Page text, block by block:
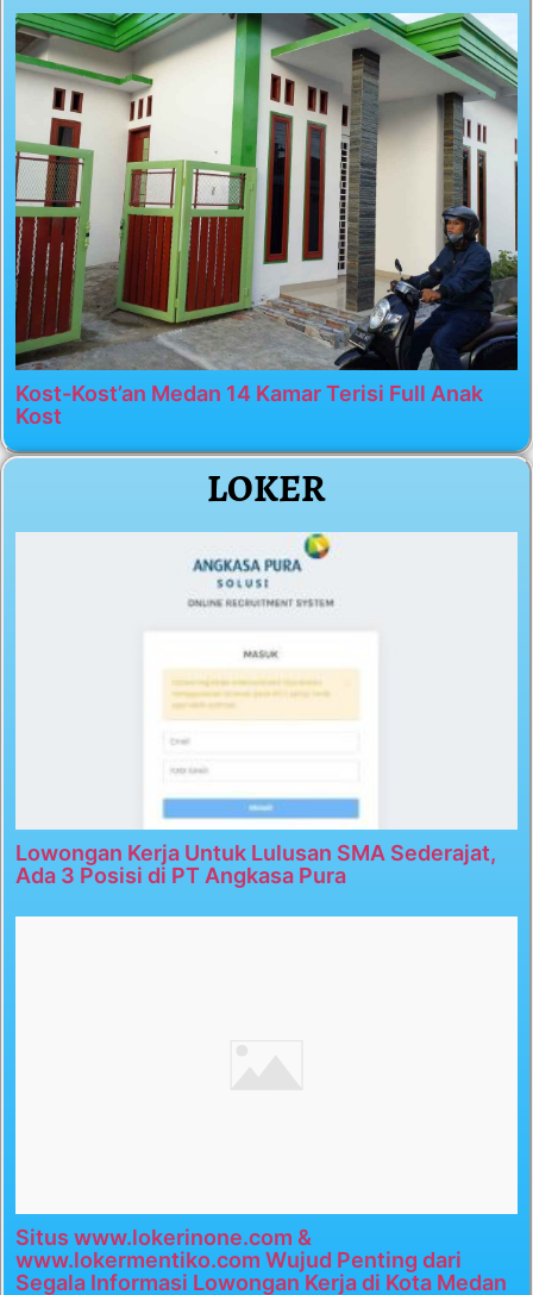
Kost-Kost’an Medan 14 Kamar Terisi Full Anak
Kost
LOKER
Lowongan Kerja Untuk Lulusan SMA Sederajat,
Ada 3 Posisi di PT Angkasa Pura
Situs www.lokerinone.com &
www.lokermentiko.com Wujud Penting dari
Segala Informasi Lowongan Kerja di Kota Medan